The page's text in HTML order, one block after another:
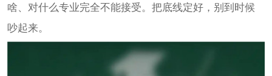
啥、对什么专业完全不能接受。把底线定好，别到时候
吵起来。